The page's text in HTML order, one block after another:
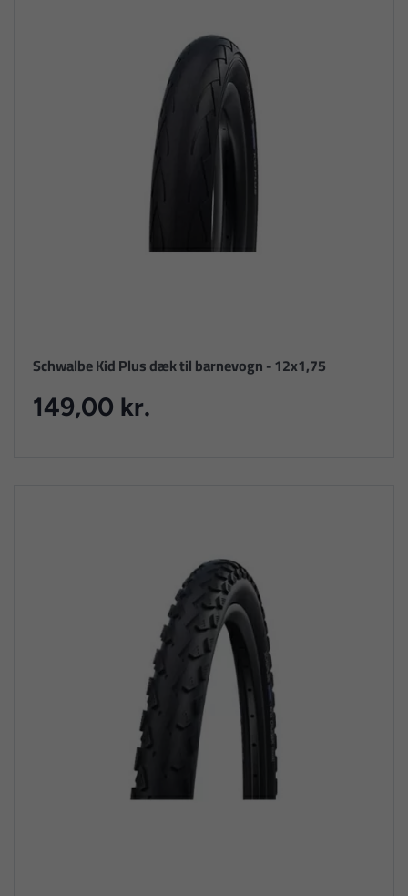
Schwalbe Kid Plus dæk til barnevogn - 12x1,75
149,00 kr.